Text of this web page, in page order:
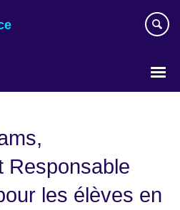
Responsable
les élèves en